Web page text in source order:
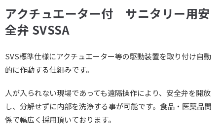
アクチュエーター付 サニタリー用安
全弁 SVSSA
SVS標準仕様にアクチュエーター等の駆動装置を取り付け自動
的に作動する仕組みです。
人が入られない現場であっても遠隔操作により、安全弁を開放
し、分解せずに内部を洗浄する事が可能です。食品・医薬品関
係で幅広く採用頂いております。